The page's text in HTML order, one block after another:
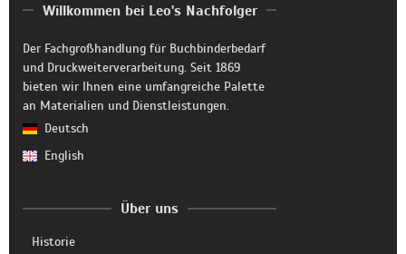
Willkommen bei Leo's Nachfolger
Der Fachgroßhandlung für Buchbinderbedarf
und Druckweiterverarbeitung. Seit 1869
bieten wir Ihnen eine umfangreiche Palette
an Materialien und Dienstleistungen.
Deutsch
English
Über uns
Historie